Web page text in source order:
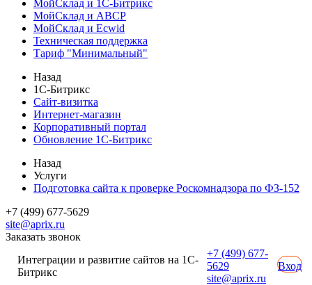
МойСклад и 1С-Битрикс
МойСклад и ABCP
МойСклад и Ecwid
Техническая поддержка
Тариф "Минимальный"
Назад
1С-Битрикс
Сайт-визитка
Интернет-магазин
Корпоративный портал
Обновление 1С-Битрикс
Назад
Услуги
Подготовка сайта к проверке Роскомнадзора по ФЗ-152
+7 (499) 677-5629
site@aprix.ru
Заказать звонок
Интеграции и развитие сайтов на 1С-
Битрикс
+7 (499) 677-
5629
site@aprix.ru
Вход